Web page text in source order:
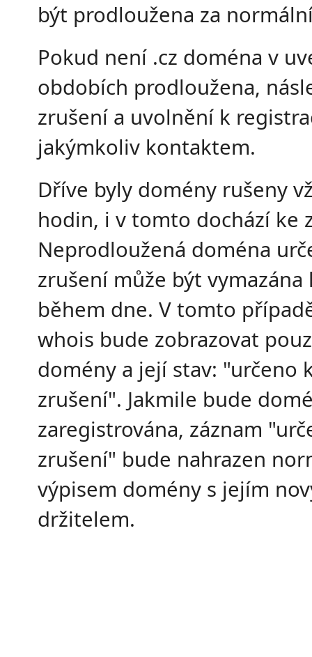
být prodloužena za
Pokud není .cz doména v
obdobích prodloužena,
zrušení a uvolnění k
jakýmkoliv kontaktem.
Dříve byly domény rušeny
hodin, i v tomto dochází ke
Neprodloužená doména
zrušení může být
během dne. V tomto
whois bude zobrazovat
domény a její stav: "určeno
zrušení". Jakmile bude
zaregistrována, záznam
zrušení" bude nahrazen
výpisem domény s jejím
držitelem.